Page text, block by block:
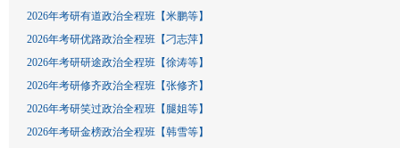
2026年考研有道政治全程班【米鹏等】
2026年考研优路政治全程班【刁志萍】
2026年考研研途政治全程班【徐涛等】
2026年考研修齐政治全程班【张修齐】
2026年考研笑过政治全程班【腿姐等】
2026年考研金榜政治全程班【韩雪等】